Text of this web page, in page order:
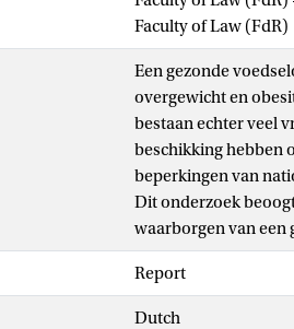
Faculty of Law (FdR)
Een gezonde
overgewicht en
bestaan echter veel
beschikking hebben
beperkingen van
Dit onderzoek
waarborgen van een
Report
Dutch